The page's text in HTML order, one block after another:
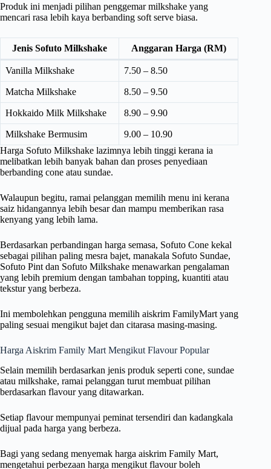
Produk ini menjadi pilihan penggemar milkshake yang
mencari rasa lebih kaya berbanding soft serve biasa.
Jenis Sofuto Milkshake Anggaran Harga (RM)
Vanilla Milkshake 7.50 – 8.50
Matcha Milkshake 8.50 – 9.50
Hokkaido Milk Milkshake 8.90 – 9.90
Milkshake Bermusim
9.00 – 10.90
Harga Sofuto Milkshake lazimnya lebih tinggi kerana ia
melibatkan lebih banyak bahan dan proses penyediaan
berbanding cone atau sundae.
Walaupun begitu, ramai pelanggan memilih menu ini kerana
saiz hidangannya lebih besar dan mampu memberikan rasa
kenyang yang lebih lama.
Berdasarkan perbandingan harga semasa, Sofuto Cone kekal
sebagai pilihan paling mesra bajet, manakala Sofuto Sundae,
Sofuto Pint dan Sofuto Milkshake menawarkan pengalaman
yang lebih premium dengan tambahan topping, kuantiti atau
tekstur yang berbeza.
Ini membolehkan pengguna memilih aiskrim FamilyMart yang
paling sesuai mengikut bajet dan citarasa masing-masing.
Harga Aiskrim Family Mart Mengikut Flavour Popular
Selain memilih berdasarkan jenis produk seperti cone, sundae
atau milkshake, ramai pelanggan turut membuat pilihan
berdasarkan flavour yang ditawarkan.
Setiap flavour mempunyai peminat tersendiri dan kadangkala
dijual pada harga yang berbeza.
Bagi yang sedang menyemak harga aiskrim Family Mart,
mengetahui perbezaan harga mengikut flavour boleh